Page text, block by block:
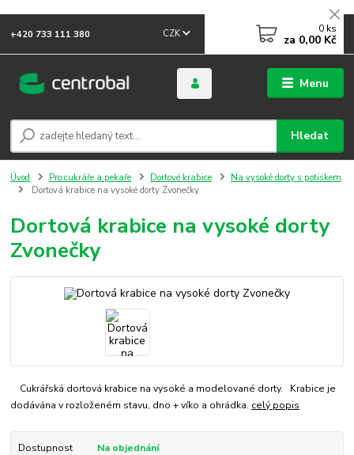
Menu
CZK
Hledat
+420 733 111 380 0 ks
za 0,00 Kč
Úvod Pro cukráře a pekaře Dortové krabice
Na vysoké dorty s potiskem
Dortová krabice na vysoké dorty Zvonečky
Dortová krabice na vysoké dorty
Zvonečky
Cukrářská dortová krabice na vysoké a modelované dorty. Krabice je
dodávána v rozloženém stavu, dno + víko a ohrádka. celý popis
Dostupnost
Na objednání